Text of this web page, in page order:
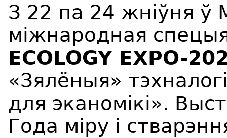
З 22 па 24 жніўня ў
міжнародная
ECOLOGY EXPO-
«Зялёныя»
для эканомікі».
Года міру і